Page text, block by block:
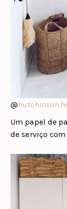
@
Um papel de
de serviço